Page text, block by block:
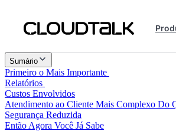
Sumário
Primeiro o Mais Importante
Relatórios
Custos Envolvidos
Atendimento ao Cliente Mais Complexo Do
Segurança Reduzida
Então Agora Você Já Sabe